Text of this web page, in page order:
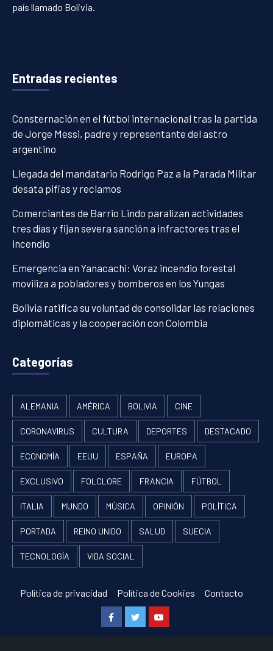
país llamado Bolivia.
Entradas recientes
Consternación en el fútbol internacional tras la partida
de Jorge Messi, padre y representante del astro
argentino
Llegada del mandatario Rodrigo Paz a la Parada Militar
desata pifias y reclamos
Comerciantes de Barrio Lindo paralizan actividades
tres días y fijan severa sanción a infractores tras el
incendio
Emergencia en Yanacachi: Voraz incendio forestal
moviliza a pobladores y bomberos en los Yungas
Bolivia ratifica su voluntad de consolidar las relaciones
diplomáticas y la cooperación con Colombia
Categorías
ALEMANIA AMÉRICA BOLIVIA CINE
CORONAVIRUS CULTURA DEPORTES DESTACADO
ECONOMÍA EEUU ESPAÑA EUROPA
EXCLUSIVO FOLCLORE FRANCIA FÚTBOL
ITALIA MUNDO MÚSICA OPINIÓN POLÍTICA
PORTADA REINO UNIDO SALUD SUECIA
TECNOLOGÍA VIDA SOCIAL
Política de privacidad Política de Cookies Contacto
FacebookTwitterYoutube